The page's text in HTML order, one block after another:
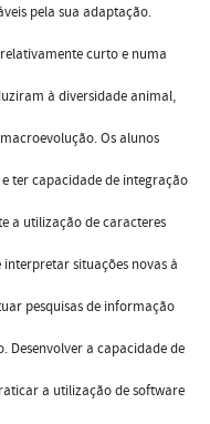
pela sua adaptação.
curto e numa
à diversidade animal,
Os alunos
ter capacidade de integração
a utilização de caracteres
situações novas à
pesquisas de informação
Desenvolver a capacidade de
a utilização de software